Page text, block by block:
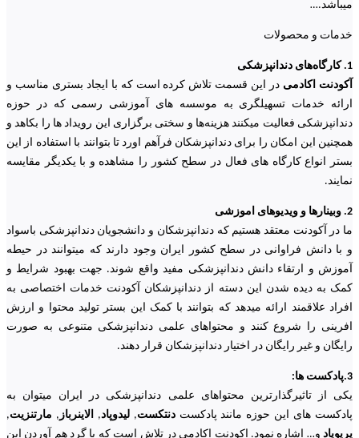
میباشد.…
خدمات و محصولات
1. کارگاه‌های دندانپزشکی
آکودنت اکادمی در این قسمت تلاش کرده است که با ایجاد بستری مناسب و
ارائه خدمات تسهیلگری به موسسه های آموزشی رسمی که در حوزه
دندانپزشکی فعالیت میکنند هزینه‌ها و سختی برگزاری این رویداد ها را بکاهد و
همچنین این امکان را برای دندانپزشکان فرآهم اورد تا بتوانند با استفاده از این
بستر انواع کارگاه های فعال در سطح کشور را مشاهده و با یکدیگر مقایسه
نمایند.
2. وبینارها و ویدیوهای اموزشی
ما در آکودنت معتقد هستیم که دندانپزشکان و دانشجویان دندانپزشکی باسواد
و با دانش فراوانی در سطح کشور ایران وجود دارند که میتوانند در حیطه
آموزش و ارتقاء دانش دندانپزشکی مفید واقع شوند. جهت بهبود شرایط و
کمک به دیده شدن این دسته از دندانپزشکان آکودنت خدمات اختصاصی به
افراد علاقمند ارائه میدهد که بتوانند با کمک این بستر تولید محتوا و ارزش
افرینی را شروع کنند و محتواهای علمی دندانپزشکی متنوعی به صورت
رایگان و غیر رایگان در اختیار دندانپزشکان قرار دهند.
3.پادکست ها:
یکی از تاثیرگذارترین محتواهای علمی دندانپزشکی در ایران میتوان به
پادکست های این حوزه مانند پادکستدنتکست,لیدوپاد, الاینرباز , مارتنزیت,
پریوپاد و… اشاره نمود. اکودنت اکادمی در تلاش است که با گرد هم آوردن این